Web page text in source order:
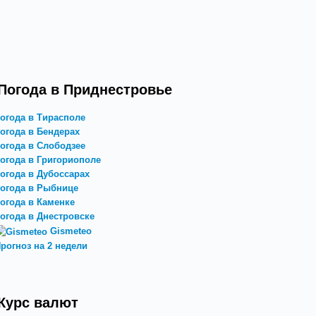
в Приднестровье
в Тирасполе
в Бендерах
в Слободзее
в Григориополе
в Дубоссарах
в Рыбнице
в Каменке
в Днестровске
Gismeteo
на 2 недели
валют